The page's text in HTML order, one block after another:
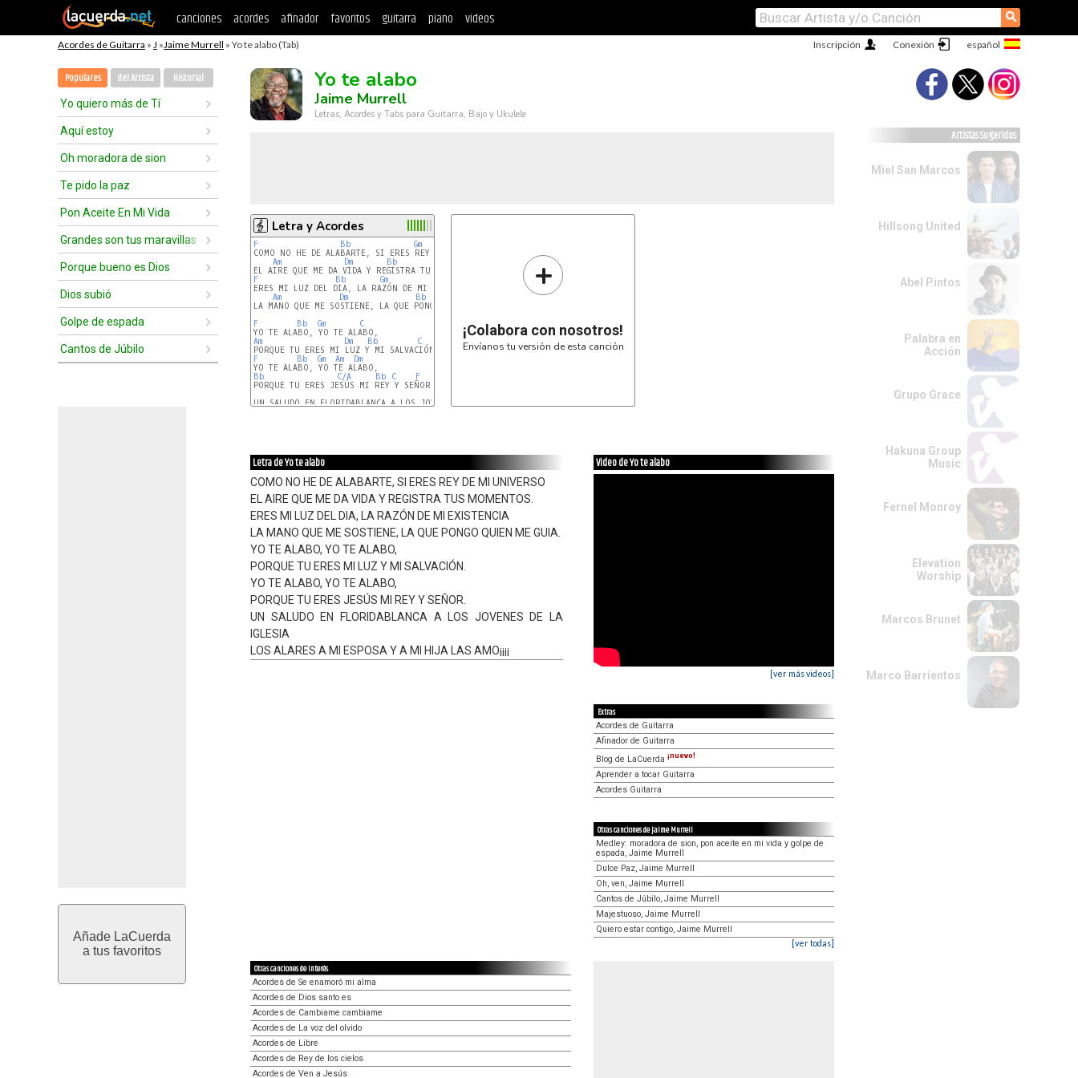
canciones acordes afinador favoritos guitarra piano videos ⚲
Acordes de Guitarra » J »Jaime Murrell » Yo te alabo (Tab) Conexión
Inscripción
Populares del Artista Historial
Yo quiero más de Tí
Aquí estoy
Oh moradora de sion
Te pido la paz
Pon Aceite En Mi Vida
Grandes son tus maravillas
Porque bueno es Dios
Dios subió
Golpe de espada
Cantos de Júbilo
Añade LaCuerda
a tus favoritos
Yo te alabo
Jaime Murrell
Letras, Acordes y Tabs para Guitarra, Bajo y Ukulele
Letra y Acordes
F Bb Gm
COMO NO HE DE ALABARTE, SI ERES REY DE MI UNIVERSO
Am
Dm Bb
F
Bb Gm
ERES MI LUZ DEL DIA, LA RAZÓN DE MI EXISTENCIA
Am
Dm Bb
LA MANO QUE ME SOSTIENE, LA QUE PONGO QUIEN ME GUIA.
F
Bb Gm
C
Am
Dm Bb
C
F
Bb Gm Am
Dm
Bb
C/A Bb C
F
PORQUE TU ERES JESÚS MI REY Y SEÑOR.
UN SALUDO EN FLORIDABLANCA A LOS JOVENES DE LA IGLESIA
+
¡Colabora con nosotros!
Envíanos tu versión de esta canción
Letra de Yo te alabo
COMO NO HE DE ALABARTE, SI ERES REY DE MI UNIVERSO
EL AIRE QUE ME DA VIDA Y REGISTRA TUS MOMENTOS.
ERES MI LUZ DEL DIA, LA RAZÓN DE MI EXISTENCIA
LA MANO QUE ME SOSTIENE, LA QUE PONGO QUIEN ME GUIA.
YO TE ALABO, YO TE ALABO,
PORQUE TU ERES MI LUZ Y MI SALVACIÓN.
YO TE ALABO, YO TE ALABO,
PORQUE TU ERES JESÚS MI REY Y SEÑOR.
UN SALUDO EN FLORIDABLANCA A LOS JOVENES DE LA
IGLESIA
LOS ALARES A MI ESPOSA Y A MI HIJA LAS AMO¡¡¡¡
Video de Yo te alabo
[ver más videos]
Extras
Acordes de Guitarra
Afinador de Guitarra
Blog de LaCuerda ¡nuevo!
Aprender a tocar Guitarra
Acordes Guitarra
Otras canciones de Jaime Murrell
Medley: moradora de sion, pon aceite en mi vida y golpe de
espada, Jaime Murrell
Dulce Paz, Jaime Murrell
Oh, ven, Jaime Murrell
Cantos de Júbilo, Jaime Murrell
Majestuoso, Jaime Murrell
Quiero estar contigo, Jaime Murrell
[ver todas]
Otras canciones de interés
Acordes de Se enamoró mi alma
Acordes de Dios santo es
Acordes de Cambiame cambiame
Acordes de La voz del olvido
Acordes de Libre
Acordes de Rey de los cielos
Acordes de Ven a Jesús
Artistas Sugeridos
Miel San Marcos
Hillsong United
Abel Pintos
Palabra en
Acción
Grupo Grace
Hakuna Group
Music
Fernel Monroy
Elevation
Worship
Marcos Brunet
Marco Barrientos